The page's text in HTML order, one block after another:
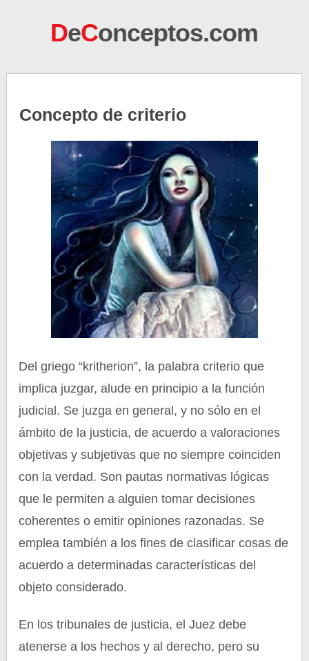
DeConceptos.com
Concepto de criterio
Del griego “kritherion”, la palabra criterio que
implica juzgar, alude en principio a la función
judicial. Se juzga en general, y no sólo en el
ámbito de la justicia, de acuerdo a valoraciones
objetivas y subjetivas que no siempre coinciden
con la verdad. Son pautas normativas lógicas
que le permiten a alguien tomar decisiones
coherentes o emitir opiniones razonadas. Se
emplea también a los fines de clasificar cosas de
acuerdo a determinadas características del
objeto considerado.
En los tribunales de justicia, el Juez debe
atenerse a los hechos y al derecho, pero su